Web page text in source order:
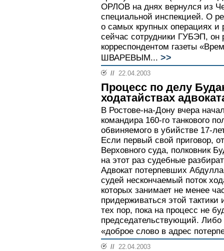
ОРЛОВ на днях вернулся из
специальной инспекцией. О
о самых крупных операциях и
сейчас сотрудники ГУБЭП, он
корреспондентом газеты
ШВАРЕВЫМ... >>
// 22.04.2003
Процесс по делу
ходатайствах
В Ростове-на-Дону вчера
командира 160-го танкового
обвиняемого в убийстве 17-
Если первый свой приговор,
Верховного суда, полковник
на этот раз судебные
Адвокат потерпевших
судей нескончаемый поток
которых занимает не менее
придерживаться этой
тех пор, пока на процесс не
председательствующий.
«доброе слово в адрес
// 22.04.2003